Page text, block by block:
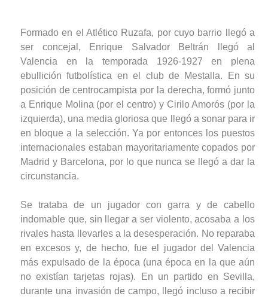
Formado en el Atlético Ruzafa, por cuyo barrio llegó a
ser concejal, Enrique Salvador Beltrán llegó al
Valencia en la temporada 1926-1927 en plena
ebullición futbolística en el club de Mestalla. En su
posición de centrocampista por la derecha, formó junto
a Enrique Molina (por el centro) y Cirilo Amorós (por la
izquierda), una media gloriosa que llegó a sonar para ir
en bloque a la selección. Ya por entonces los puestos
internacionales estaban mayoritariamente copados por
Madrid y Barcelona, por lo que nunca se llegó a dar la
circunstancia.
Se trataba de un jugador con garra y de cabello
indomable que, sin llegar a ser violento, acosaba a los
rivales hasta llevarles a la desesperación. No reparaba
en excesos y, de hecho, fue el jugador del Valencia
más expulsado de la época (una época en la que aún
no existían tarjetas rojas). En un partido en Sevilla,
durante una invasión de campo, llegó incluso a recibir